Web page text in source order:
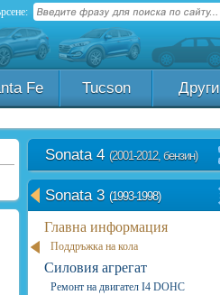
Fe Tucson Други
Sonata 4 (2001-2012, бензин)
Sonata 3 (1993-1998)
Главна информация
Поддръжка на кола
Силовия агрегат
Ремонт на двигател I4 DOHC